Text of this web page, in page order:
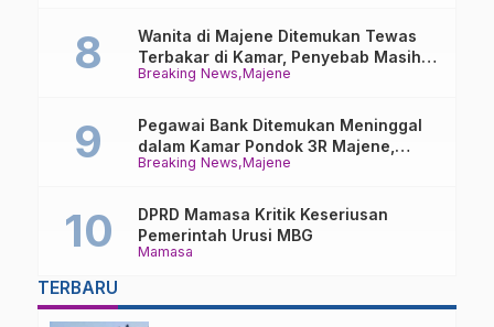
Breaking News Majene
Wanita di Majene Ditemukan Tewas
Terbakar di Kamar, Penyebab Masih
Misterius
Breaking News Majene
Pegawai Bank Ditemukan Meninggal
dalam Kamar Pondok 3R Majene,
Polisi Lakukan Penyelidikan
Mamasa
DPRD Mamasa Kritik Keseriusan
Pemerintah Urusi MBG
TERBARU